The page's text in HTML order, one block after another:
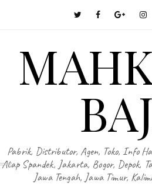
Pabrik, Distributor, Agen, Toko, Info
Atap Spandek, Jakarta, Bogor, Depok,
Jawa Tengah, Jawa Timur,